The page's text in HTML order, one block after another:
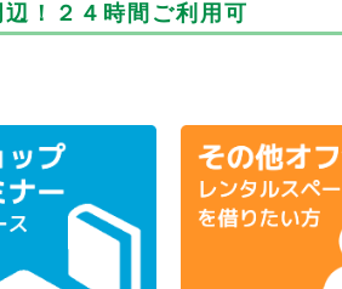
！２４時間ご利用可